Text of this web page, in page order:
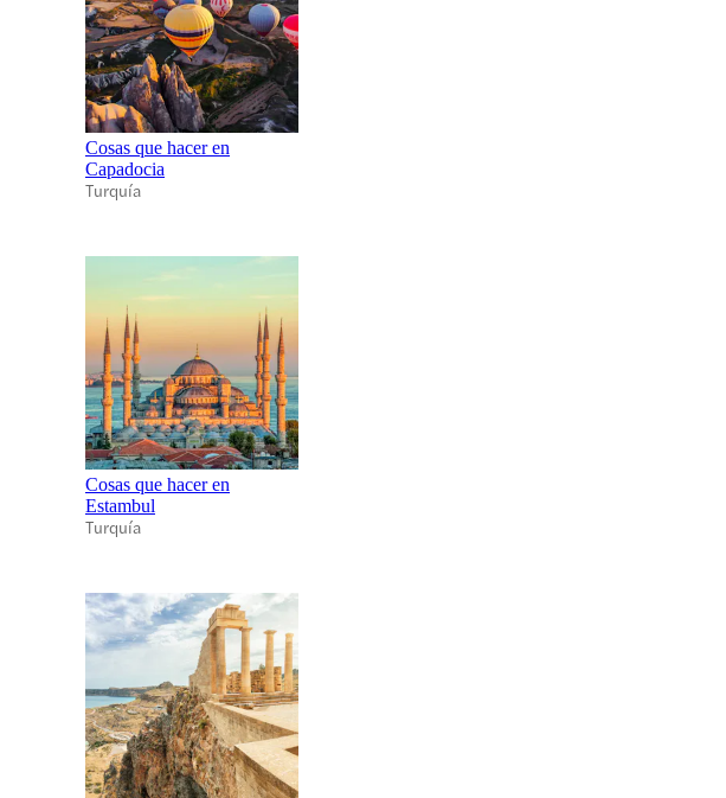
Cosas que hacer en
Capadocia
Turquía
Cosas que hacer en
Estambul
Turquía